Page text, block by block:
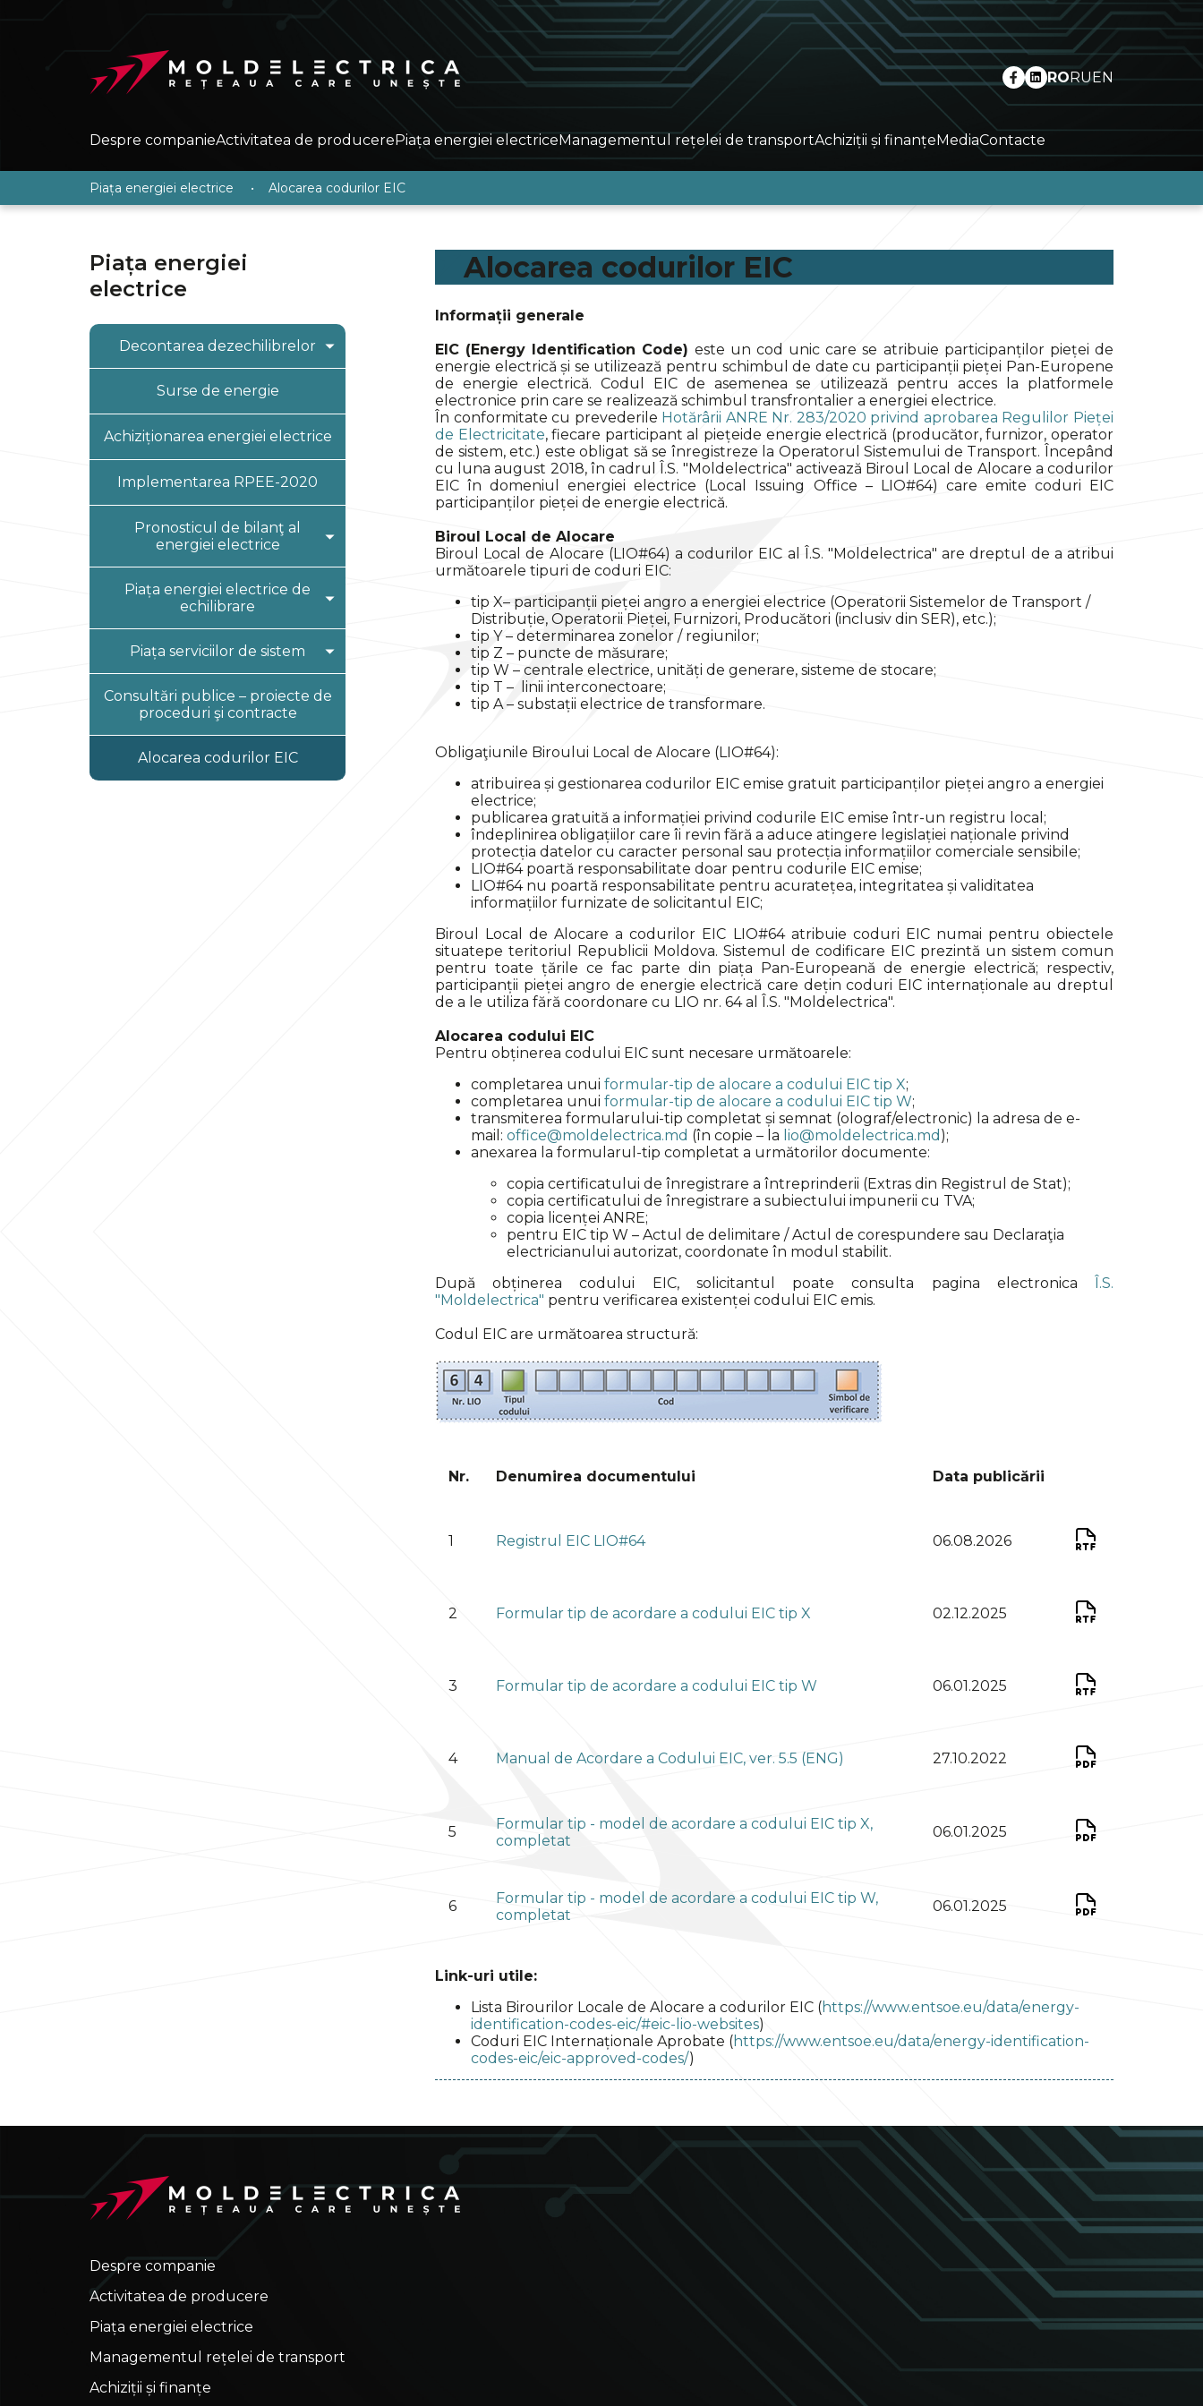
RORUEN
Despre companieActivitatea de producerePiața energiei electriceManagementul rețelei de transportAchiziții și finanțeMediaContacte
Piața energiei electrice • Alocarea codurilor EIC
Piața energiei
electrice
Decontarea dezechilibrelor
Informații generale
Înregistrare PRE
Sistem informațional “Piața
Prețurile DEZ
Surse de energie
Achiziționarea energiei electrice
Implementarea RPEE-2020
Pronosticul de bilanţ al
energiei electrice
Balanţа lunară
Piața energiei electrice de
echilibrare
Informații generale
contractelor cadru
Rezultate pe Piața
Piața serviciilor de sistem
Informații generale
Lista procedurilor și
Consultări publice – proiecte de
proceduri şi contracte
Alocarea codurilor EIC
Alocarea codurilor EIC
Informații generale
ЕІС (Energy Identification Code) este un cod unic care se atribuie participanților pieței de
energie electrică și se utilizează pentru schimbul de date cu participanții pieței Pan-Europene
de energie electrică. Codul ЕІС de asemenea se utilizează pentru acces la platformele
electronice prin care se realizează schimbul transfrontalier a energiei electrice.
În conformitate cu prevederile Hotărârii ANRE Nr. 283/2020 privind aprobarea Regulilor Pieței
de Electricitate, fiecare participant al piețeide energie electrică (producător, furnizor, operator
de sistem, etc.) este obligat să se înregistreze la Operatorul Sistemului de Transport. Începând
cu luna august 2018, în cadrul Î.S. "Moldelectrica" activează Biroul Local de Alocare a codurilor
EIC în domeniul energiei electrice (Local Issuing Office – LIO#64) care emite coduri EIC
participanților pieței de energie electrică.
Biroul Local de Alocare
Biroul Local de Alocare (LIO#64) a codurilor EIC al Î.S. "Moldelectrica" are dreptul de a atribui
următoarele tipuri de coduri EIC:
tip X– participanții pieței angro a energiei electrice (Operatorii Sistemelor de Transport /
Distribuție, Operatorii Pieței, Furnizori, Producători (inclusiv din SER), etc.);
tip Y – determinarea zonelor / regiunilor;
tip Z – puncte de măsurare;
tip W – centrale electrice, unități de generare, sisteme de stocare;
tip T – linii interconectoare;
tip A – substații electrice de transformare.
Obligaţiunile Biroului Local de Alocare (LIO#64):
atribuirea și gestionarea codurilor EIC emise gratuit participanților pieței angro a energiei
electrice;
publicarea gratuită a informației privind codurile EIC emise într-un registru local;
îndeplinirea obligațiilor care îi revin fără a aduce atingere legislației naționale privind
protecția datelor cu caracter personal sau protecția informațiilor comerciale sensibile;
LIO#64 poartă responsabilitate doar pentru codurile EIC emise;
LIO#64 nu poartă responsabilitate pentru acuratețea, integritatea și validitatea
informațiilor furnizate de solicitantul EIC;
Biroul Local de Alocare a codurilor EIC LIO#64 atribuie coduri EIC numai pentru obiectele
situatepe teritoriul Republicii Moldova. Sistemul de codificare EIC prezintă un sistem comun
pentru toate țările ce fac parte din piața Pan-Europeană de energie electrică; respectiv,
participanții pieței angro de energie electrică care dețin coduri EIC internaționale au dreptul
de a le utiliza fără coordonare cu LIO nr. 64 al Î.S. "Moldelectrica".
Alocarea codului EIC
Pentru obținerea codului EIC sunt necesare următoarele:
completarea unui formular-tip de alocare a codului EIC tip X;
completarea unui formular-tip de alocare a codului EIC tip W;
transmiterea formularului-tip completat și semnat (olograf/electronic) la adresa de e-
mail: office@moldelectrica.md (în copie – la lio@moldelectrica.md );
anexarea la formularul-tip completat a următorilor documente:
copia certificatului de înregistrare a întreprinderii (Extras din Registrul de Stat);
copia certificatului de înregistrare a subiectului impunerii cu TVA;
copia licenței ANRE;
pentru EIC tip W – Actul de delimitare / Actul de corespundere sau Declaraţia
electricianului autorizat, coordonate în modul stabilit.
După obținerea codului EIC, solicitantul poate consulta pagina electronica Î.S.
"Moldelectrica" pentru verificarea existenței codului EIC emis.
Codul EIC are următoarea structură:
Nr. Denumirea documentului Data publicării
1 Registrul EIC LIO#64 06.08.2026
2 Formular tip de acordare a codului EIC tip X 02.12.2025
3 Formular tip de acordare a codului EIC tip W 06.01.2025
4 Manual de Acordare a Codului EIC, ver. 5.5 (ENG) 27.10.2022
5
Formular tip - model de acordare a codului EIC tip X,
completat
06.01.2025
6
Formular tip - model de acordare a codului EIC tip W,
completat
06.01.2025
Link-uri utile:
Lista Birourilor Locale de Alocare a codurilor EIC (https://www.entsoe.eu/data/energy-
identification-codes-eic/#eic-lio-websites)
Coduri EIC Internaționale Aprobate (https://www.entsoe.eu/data/energy-identification-
codes-eic/eic-approved-codes/)
Despre companie
Activitatea de producere
Piața energiei electrice
Managementul rețelei de transport
Achiziții și finanțe